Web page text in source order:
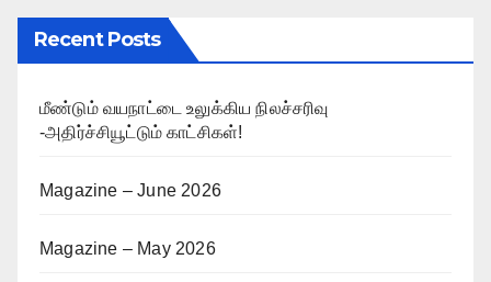
Recent Posts
மீண்டும் வயநாட்டை உலுக்கிய நிலச்சரிவு
-அதிர்ச்சியூட்டும் காட்சிகள்!
Magazine – June 2026
Magazine – May 2026